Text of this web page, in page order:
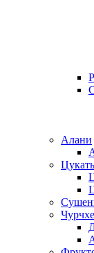
Алани